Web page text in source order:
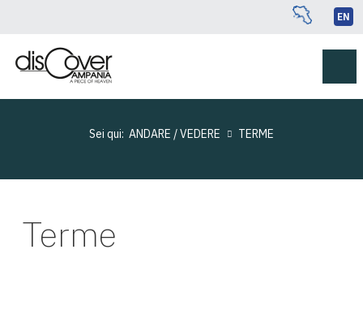
EN
Sei qui: ANDARE / VEDERE TERME
Terme